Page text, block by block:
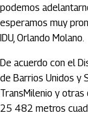
podemos
esperamos muy
IDU, Orlando Molano.
De acuerdo con el
de Barrios Unidos y
TransMilenio y
25 482 metros